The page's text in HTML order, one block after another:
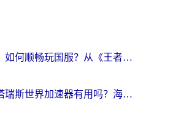
人在海外，如何顺畅玩国服？从《王者荣耀》到《云图计划》的加速器终极指南
在国外玩塔瑞斯世界加速器有用吗？海外玩家亲测后的真实答案